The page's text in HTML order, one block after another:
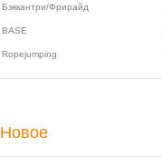
Бэккантри/Фрирайд
BASE
Ropejumping
Новое